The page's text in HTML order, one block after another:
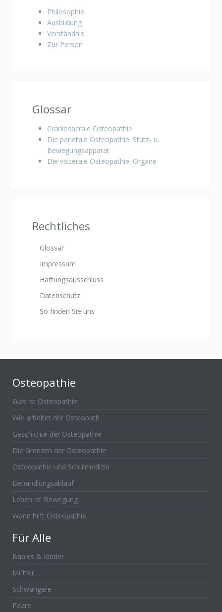
Philosophie
Ausbildung
Verständnis
Zur Person
Glossar
Craniosacrale Osteopathie
Die parietale Osteopathie: Stütz- u.
Bewegungsapparat
Die viscerale Osteopathie: Organe
Rechtliches
Glossar
Impressum
Haftungsausschluss
Datenschutz
So finden Sie uns
Osteopathie
Was ist Osteopathie
Wie arbeitet der Osteopath
Geschichte der Osteopathie
Die Grenzen der Osteopathie
Osteopathie und Schulmedizin
Behandlungsablauf
Leben ist Bewegung
Wann hilft Osteopathie
Für Alle
Babies & Kinder
Mütter
Schwangere
Paare